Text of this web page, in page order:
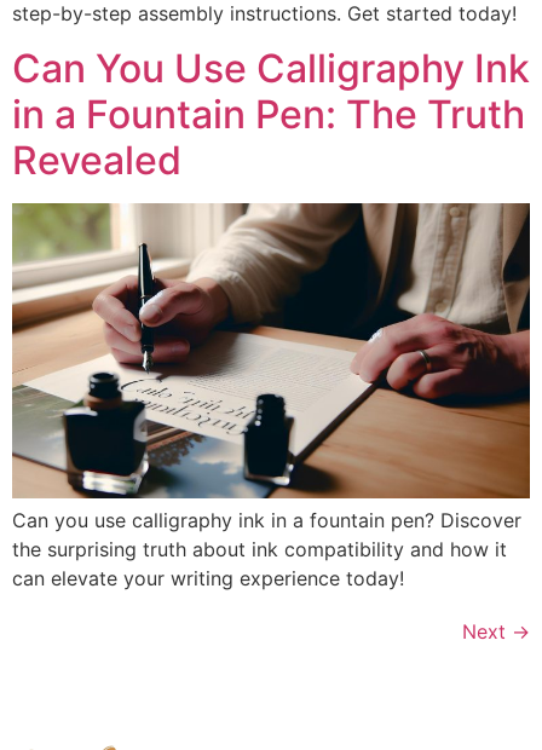
step-by-step assembly instructions. Get started today!
Can You Use Calligraphy Ink
in a Fountain Pen: The Truth
Revealed
Can you use calligraphy ink in a fountain pen? Discover
the surprising truth about ink compatibility and how it
can elevate your writing experience today!
Next →